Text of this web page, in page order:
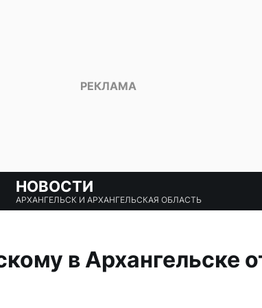
НОВОСТИ
АРХАНГЕЛЬСК И АРХАНГЕЛЬСКАЯ ОБЛАСТЬ
в Архангельске